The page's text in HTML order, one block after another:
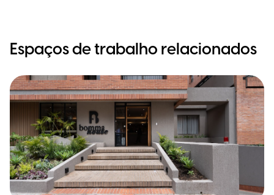
Espaços de trabalho relacionados